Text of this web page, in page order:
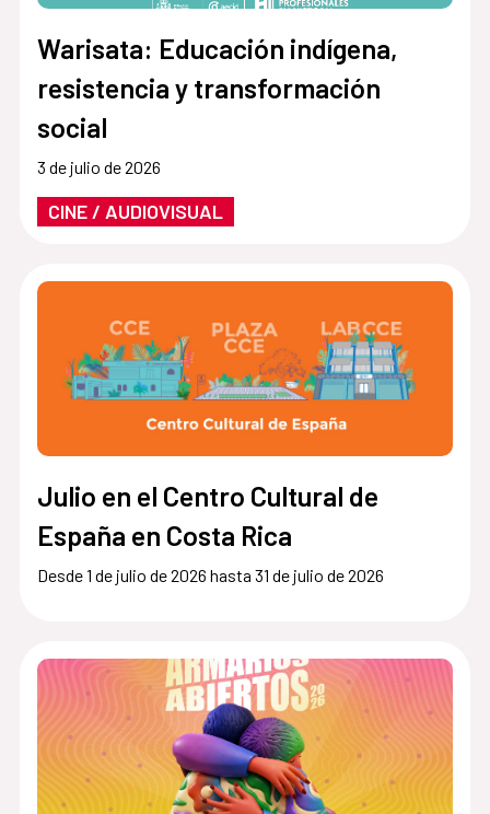
Warisata: Educación indígena,
resistencia y transformación
social
3 de julio de 2026
CINE / AUDIOVISUAL
Julio en el Centro Cultural de
España en Costa Rica
Desde 1 de julio de 2026 hasta 31 de julio de 2026